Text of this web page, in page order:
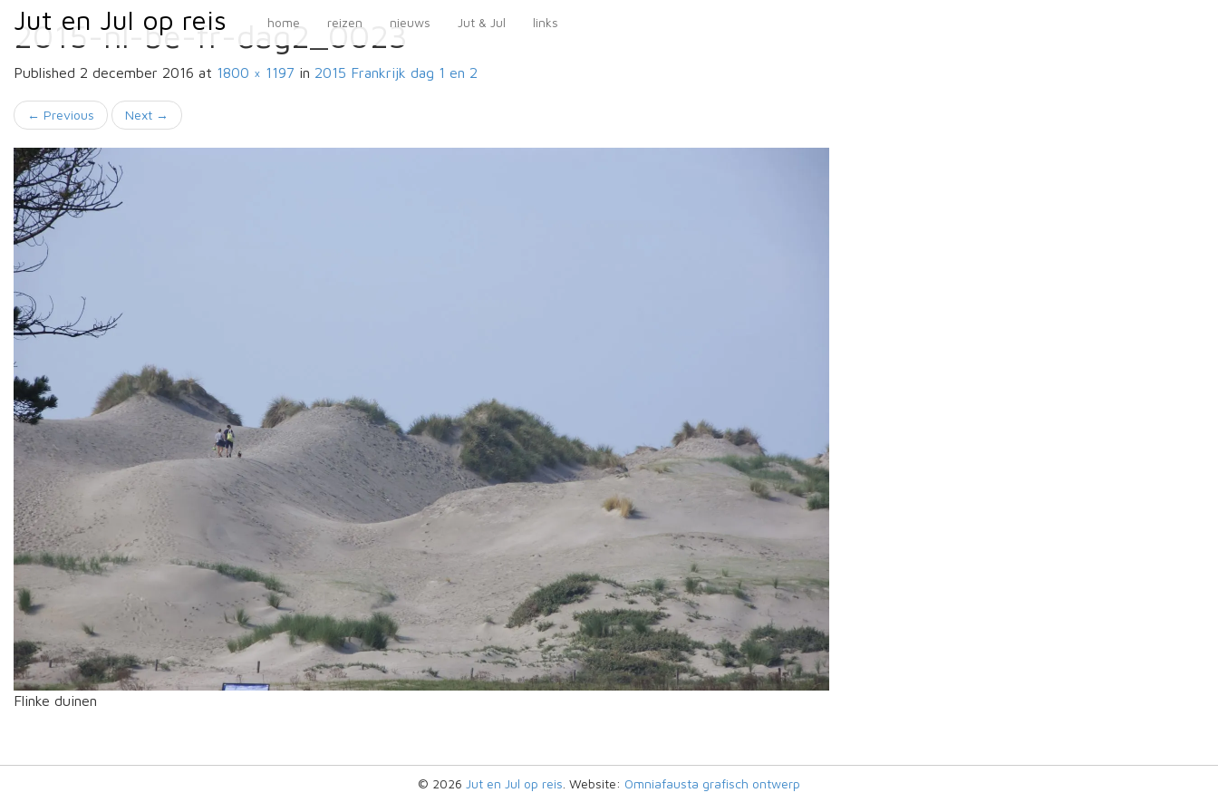
Jut en Jul op reis
Primary
Menu
content
Jut en Jul op reis
home reizen nieuws Jut & Jul links
2015-nl-be-fr-dag2_0023
Published 2 december 2016 at 1800 × 1197 in 2015 Frankrijk dag 1 en 2
← Previous Next →
Flinke duinen
© 2026 Jut en Jul op reis . Website: Omniafausta grafisch ontwerp